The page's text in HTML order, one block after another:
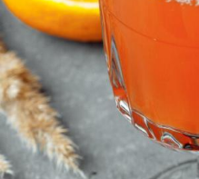
Untermenü
Untermenü
Untermenü